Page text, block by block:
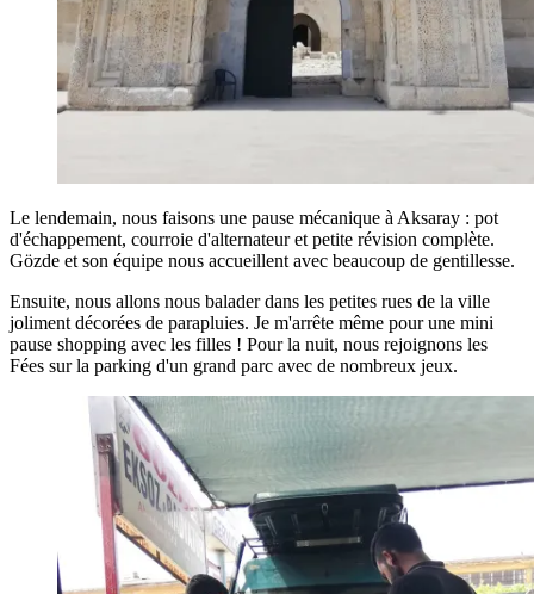
Le lendemain, nous faisons une pause mécanique à Aksaray : pot
d'échappement, courroie d'alternateur et petite révision complète.
Gözde et son équipe nous accueillent avec beaucoup de gentillesse.
Ensuite, nous allons nous balader dans les petites rues de la ville
joliment décorées de parapluies. Je m'arrête même pour une mini
pause shopping avec les filles ! Pour la nuit, nous rejoignons les
Fées sur la parking d'un grand parc avec de nombreux jeux.